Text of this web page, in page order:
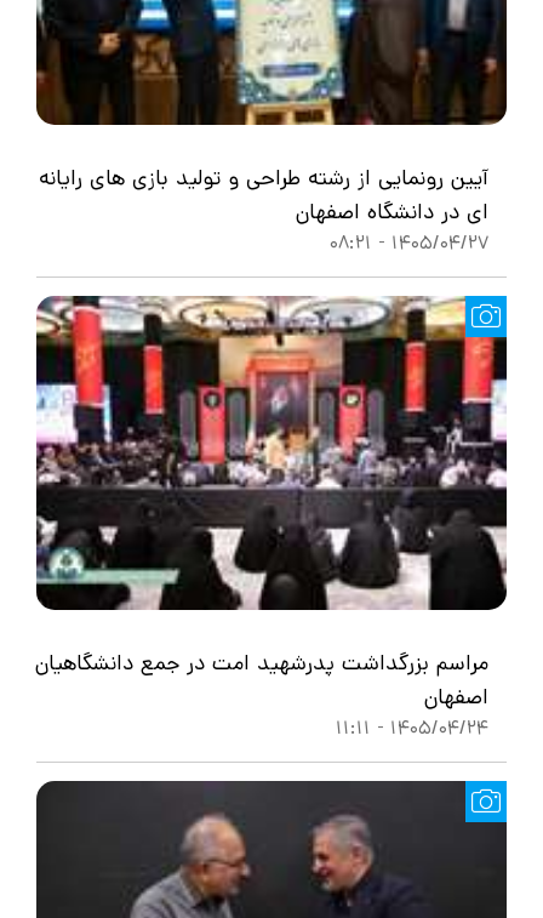
آیین رونمایی از رشته طراحی و تولید بازی های رایانه
ای در دانشگاه اصفهان
1405/04/27 - 08:21
مراسم بزرگداشت پدرشهید امت در جمع دانشگاهیان
اصفهان
1405/04/24 - 11:11